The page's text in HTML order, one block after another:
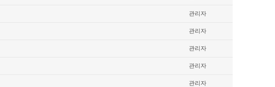
관리자
관리자
관리자
관리자
관리자